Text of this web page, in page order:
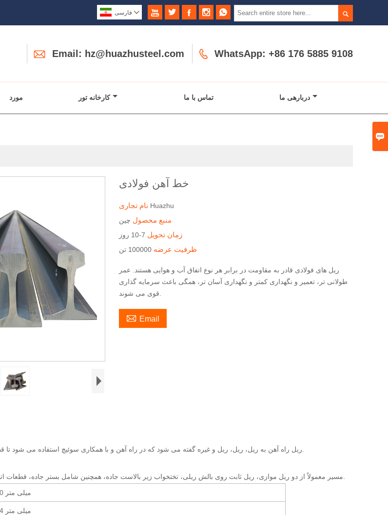


     فارسی 
 Email: hz@huazhusteel.com  WhatsApp: +86 176 5885 9108
مورد کارخانه تور تماس با ما دربارهی ما
خط آهن فولادی
Huazhu
منبع محصول چین
زمان تحویل 7-10 روز
ظرفیت عرضه 100000 تن
ریل های فولادی قادر به مقاومت در برابر هر نوع اتفاق آب و هوایی هستند. عمر
طولانی تر، تعمیر و نگهداری کمتر و نگهداری آسان تر، همگی باعث سرمایه گذاری
 Email
140 میلی متر
114 میلی متر